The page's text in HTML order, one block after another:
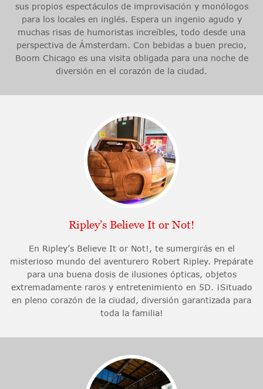
sus propios espectáculos de improvisación y monólogos
para los locales en inglés. Espera un ingenio agudo y
muchas risas de humoristas increíbles, todo desde una
perspectiva de Ámsterdam. Con bebidas a buen precio,
Boom Chicago es una visita obligada para una noche de
diversión en el corazón de la ciudad.
Ripley’s Believe It or Not!
En Ripley’s Believe It or Not!, te sumergirás en el
misterioso mundo del aventurero Robert Ripley. Prepárate
para una buena dosis de ilusiones ópticas, objetos
extremadamente raros y entretenimiento en 5D. ¡Situado
en pleno corazón de la ciudad, diversión garantizada para
toda la familia!